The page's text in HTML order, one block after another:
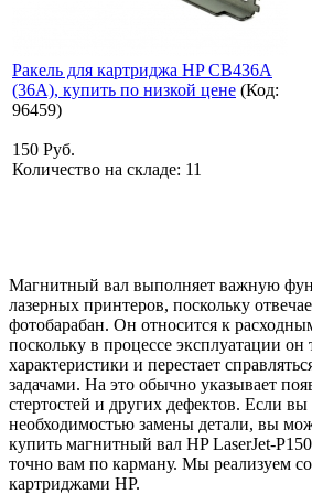
Ракель для картриджа HP CB436A
(36A), купить по низкой цене (Код:
96459)
150 Руб.
Количество на складе: 11
Магнитный вал выполняет важную
лазерных принтеров, поскольку
фотобарабан. Он относится к
поскольку в процессе эксплуатации он
характеристики и перестает
задачами. На это обычно указывает
стертостей и других дефектов. Если вы
необходимостью замены детали, вы
купить магнитный вал HP LaserJet-
точно вам по карману. Мы реализуем
картриджами HP.